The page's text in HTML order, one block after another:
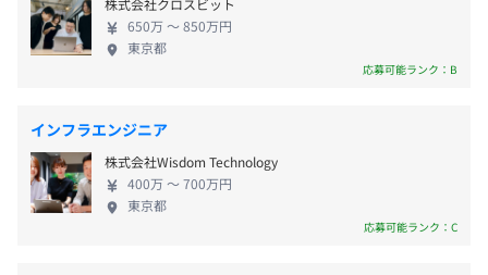
す。
評価・面談・SOを設計しております。
■給与：ご経験と本人の希望と業務内容に応じて決定して
います。代表は前回の起業で、家族がいるにも関わらず激
務薄給で働き、マインドシェアがお金に持っていかれて、
仕事に集中できない経験をしました。仕事に集中するた
無期雇用
6カ月（待遇の変更はありません）
す。全員がSrush Prideという4つの行動指針を共有
し、スピード感を持って動いています。 ・データパ
ワードリーム：データの力で期待値を超え、みんな
んなことにも没入し、常にポジティブに切り替える
・ファンラブ：データにも、顧客にも、仲間にも、
愛を持って接する ・ビジョンビリーブ：最高地点だ
けを見据えて、迷わず突き進む ------------ スタート
アップは"旅"のようなものだと、私たちは考えてい
株式会社クロスビット
650万 〜 850万円
東京都
応募可能ランク：B
インフラエンジニア
株式会社Wisdom Technology
400万 〜 700万円
東京都
応募可能ランク：C